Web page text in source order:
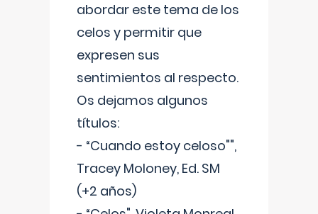
abordar este tema de los
celos y permitir que
expresen sus
sentimientos al respecto.
Os dejamos algunos
títulos:
- “Cuando estoy celoso"",
Tracey Moloney, Ed. SM
(+2 años)